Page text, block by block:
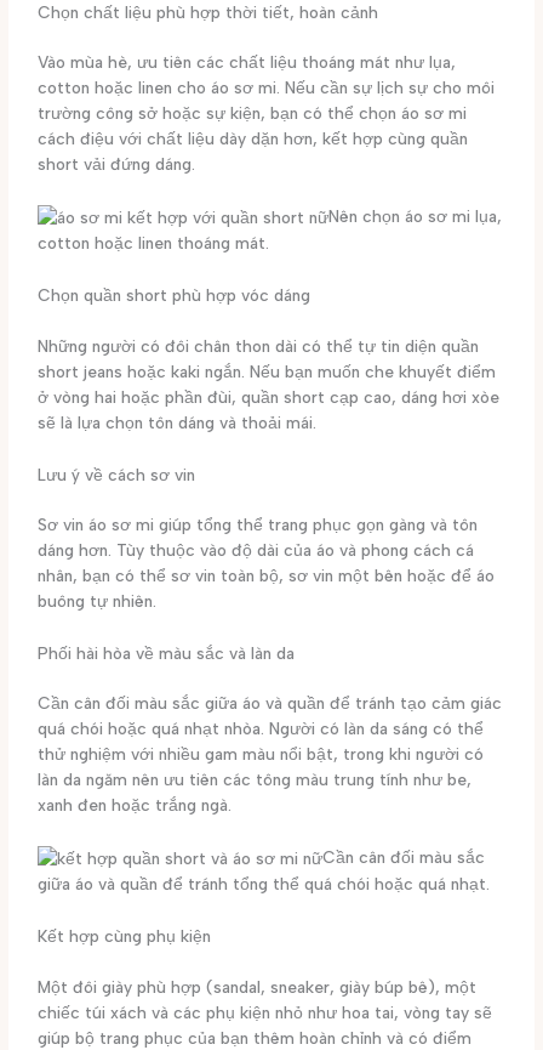
Chọn chất liệu phù hợp thời tiết, hoàn cảnh
Vào mùa hè, ưu tiên các chất liệu thoáng mát như lụa,
cotton hoặc linen cho áo sơ mi. Nếu cần sự lịch sự cho môi
trường công sở hoặc sự kiện, bạn có thể chọn áo sơ mi
cách điệu với chất liệu dày dặn hơn, kết hợp cùng quần
short vải đứng dáng.
Nên chọn áo sơ mi lụa,
cotton hoặc linen thoáng mát.
Chọn quần short phù hợp vóc dáng
Những người có đôi chân thon dài có thể tự tin diện quần
short jeans hoặc kaki ngắn. Nếu bạn muốn che khuyết điểm
ở vòng hai hoặc phần đùi, quần short cạp cao, dáng hơi xòe
sẽ là lựa chọn tôn dáng và thoải mái.
Lưu ý về cách sơ vin
Sơ vin áo sơ mi giúp tổng thể trang phục gọn gàng và tôn
dáng hơn. Tùy thuộc vào độ dài của áo và phong cách cá
nhân, bạn có thể sơ vin toàn bộ, sơ vin một bên hoặc để áo
buông tự nhiên.
Phối hài hòa về màu sắc và làn da
Cần cân đối màu sắc giữa áo và quần để tránh tạo cảm giác
quá chói hoặc quá nhạt nhòa. Người có làn da sáng có thể
thử nghiệm với nhiều gam màu nổi bật, trong khi người có
làn da ngăm nên ưu tiên các tông màu trung tính như be,
xanh đen hoặc trắng ngà.
Cần cân đối màu sắc
giữa áo và quần để tránh tổng thể quá chói hoặc quá nhạt.
Kết hợp cùng phụ kiện
Một đôi giày phù hợp (sandal, sneaker, giày búp bê), một
chiếc túi xách và các phụ kiện nhỏ như hoa tai, vòng tay sẽ
giúp bộ trang phục của bạn thêm hoàn chỉnh và có điểm